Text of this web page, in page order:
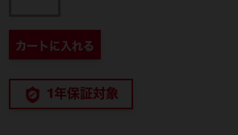
カートに入れる
1年保証対象